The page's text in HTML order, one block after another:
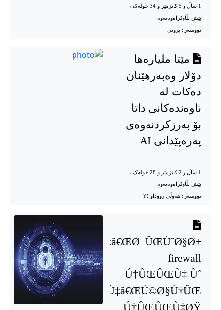
1 ساڵ و 5 کاتژمێر و 34 خوله‌ک ،
پێش بڵاوکراه‌وه‌ته‌وه‌
نووسه‌ر : پرونی
مێتا ملیارەها
دۆلار وەبەرهێنان
دەکات لە
ناوەندەکانی داتا
بۆ بەرزکردنەوەی
پەرەپێدانی AI
1 ساڵ و 2 کاتژمێر و 28 خوله‌ک ،
پێش بڵاوکراه‌وه‌ته‌وه‌
نووسه‌ر : هه‌وڵی رووداو ٢٤
Ø¦Ø§Ú¯Ø±Ù‡â€ŒØ¯ÛŒÙˆØ§Ø±
firewall
Ú†ÛŒÛŒÙ‡ Ùˆ
Ø³ÙˆÙˆØ¯Ù‡â€ŒÚ©Ø§Ù†ÛŒ
Ú†ÛŒÛŒÙ‡ØŸ